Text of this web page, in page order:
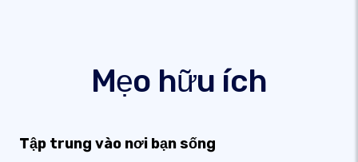
Mẹo hữu ích
Tập trung vào nơi bạn sống